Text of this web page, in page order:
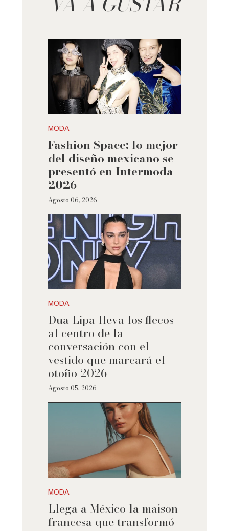
MODA
Fashion Space: lo mejor
del diseño mexicano se
presentó en Intermoda
2026
Agosto 06, 2026
MODA
Dua Lipa lleva los flecos
al centro de la
conversación con el
vestido que marcará el
otoño 2026
Agosto 05, 2026
MODA
Llega a México la maison
francesa que transformó